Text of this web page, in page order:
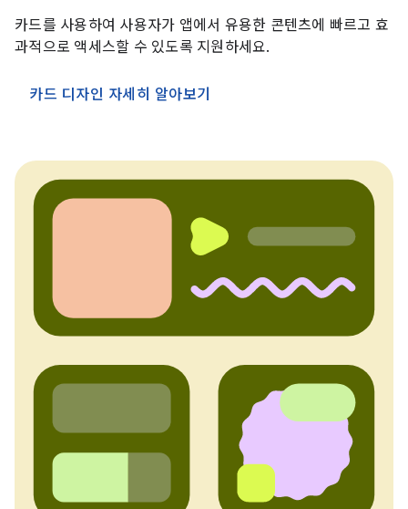
카드를 사용하여 사용자가 앱에서 유용한 콘텐츠에 빠르고 효
과적으로 액세스할 수 있도록 지원하세요.
카드 디자인 자세히 알아보기